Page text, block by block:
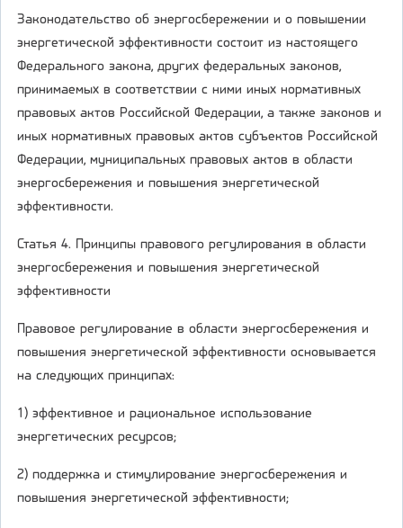
Законодательство об энергосбережении и о повышении
энергетической эффективности состоит из настоящего
Федерального закона, других федеральных законов,
принимаемых в соответствии с ними иных нормативных
правовых актов Российской Федерации, а также законов и
иных нормативных правовых актов субъектов Российской
Федерации, муниципальных правовых актов в области
энергосбережения и повышения энергетической
эффективности.
Статья 4. Принципы правового регулирования в области
энергосбережения и повышения энергетической
эффективности
Правовое регулирование в области энергосбережения и
повышения энергетической эффективности основывается
на следующих принципах:
1) эффективное и рациональное использование
энергетических ресурсов;
2) поддержка и стимулирование энергосбережения и
повышения энергетической эффективности;